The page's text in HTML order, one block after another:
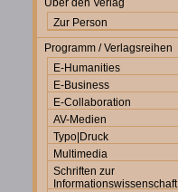
Über den Verlag
Zur Person
Programm / Verlagsreihen
E-Humanities
E-Business
E-Collaboration
AV-Medien
Typo|Druck
Multimedia
Schriften zur
Informationswissenschaft